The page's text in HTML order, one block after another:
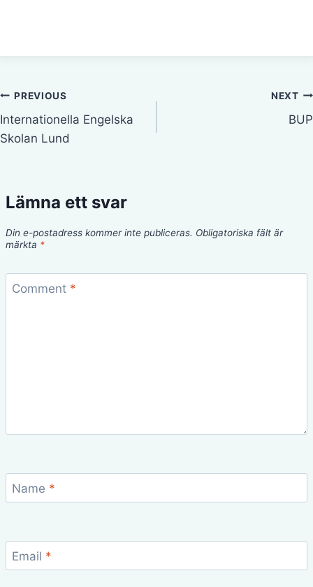
Inläggsnavigering
PREVIOUS
Internationella Engelska
Skolan Lund
NEXT
BUP
Lämna ett svar
Din e-postadress kommer inte publiceras. Obligatoriska fält är
märkta *
Comment *
Name *
Email *